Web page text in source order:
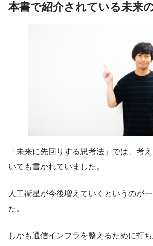
本書で紹介されている未来
「未来に先回りする思考法」では、考
いても書かれていました。
人工衛星が今後増えていくというのが
た。
しかも通信インフラを整えるために打